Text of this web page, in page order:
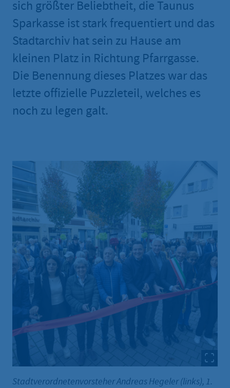
sich größter Beliebtheit, die Taunus
Sparkasse ist stark frequentiert und das
Stadtarchiv hat sein zu Hause am
kleinen Platz in Richtung Pfarrgasse.
Die Benennung dieses Platzes war das
letzte offizielle Puzzleteil, welches es
noch zu legen galt.
Stadtverordnetenvorsteher Andreas Hegeler (links), 1.